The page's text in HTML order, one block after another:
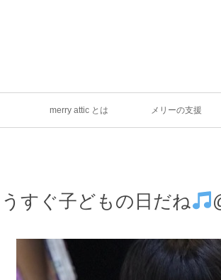
merry attic とは メリーの支援
うすぐ子どもの日だね